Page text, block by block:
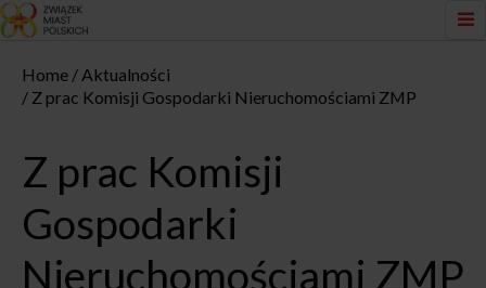
Home
Aktualności
Z prac Komisji Gospodarki Nieruchomościami ZMP
Z prac Komisji
Gospodarki
Nieruchomościami ZMP